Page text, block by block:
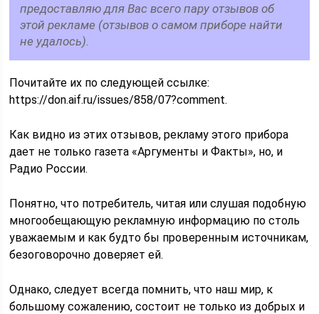
предоставляю для Вас всего пару отзывов об
этой рекламе (отзывов о самом приборе найти
не удалось).
Почитайте их по следующей ссылке:
https://don.aif.ru/issues/858/07?comment.
Как видно из этих отзывов, рекламу этого прибора
дает не только газета «Аргументы и Факты», но, и
Радио России.
Понятно, что потребитель, читая или слушая подобную
многообещающую рекламную информацию по столь
уважаемым и как будто бы проверенным источникам,
безоговорочно доверяет ей.
Однако, следует всегда помнить, что наш мир, к
большому сожалению, состоит не только из добрых и